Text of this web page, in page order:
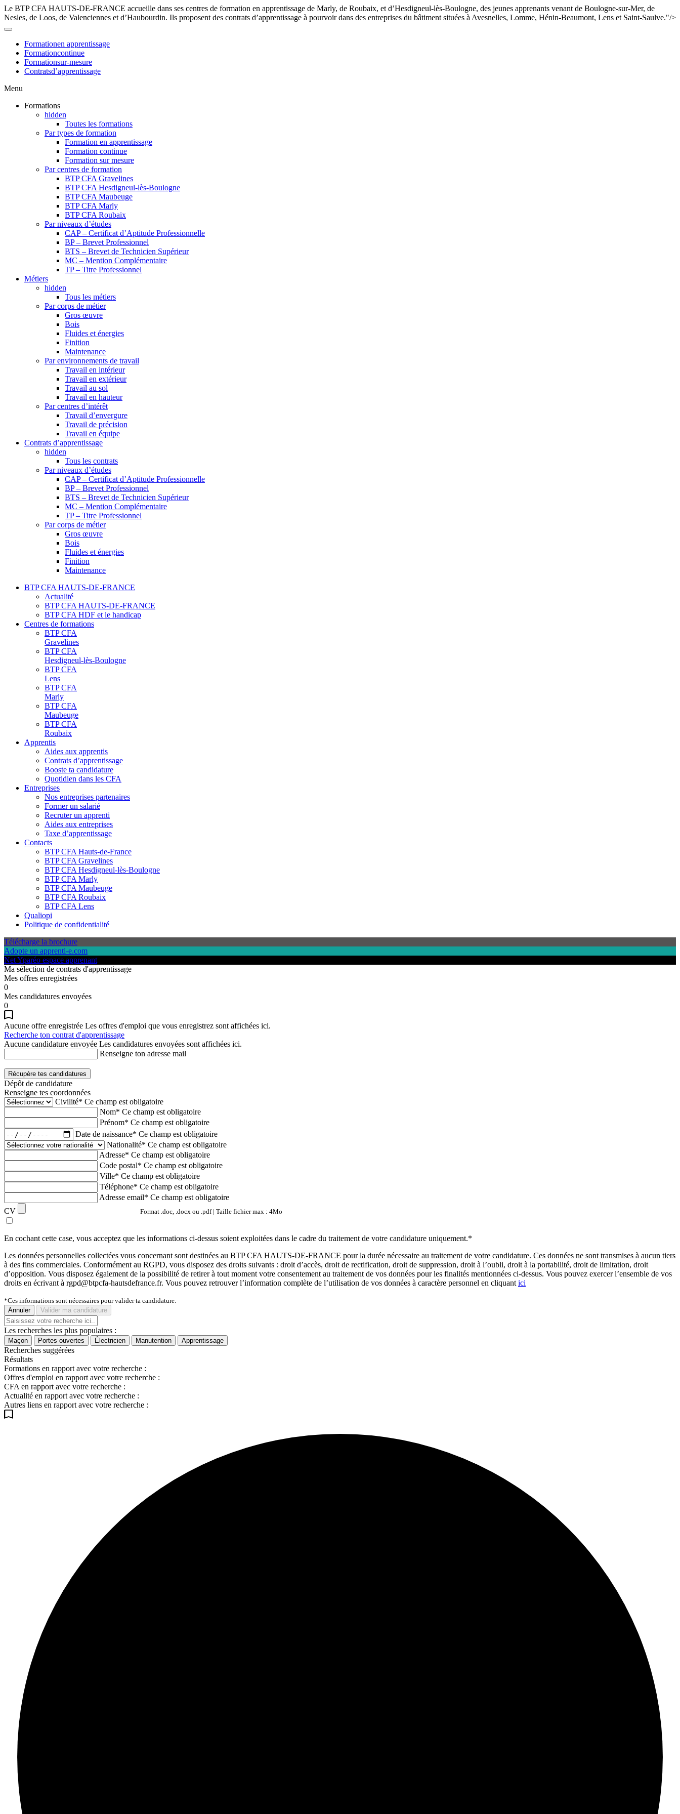
Le BTP CFA HAUTS-DE-FRANCE accueille dans ses centres de formation en apprentissage de Marly, de Roubaix, et d’Hesdigneul-lès-Boulogne, des jeunes apprenants venant de Boulogne-sur-Mer, de
Nesles, de Loos, de Valenciennes et d’Haubourdin. Ils proposent des contrats d’apprentissage à pourvoir dans des entreprises du bâtiment situées à Avesnelles, Lomme, Hénin-Beaumont, Lens et Saint-Saulve."/>
Formationen apprentissage
Formationcontinue
Formationsur-mesure
Contratsd’apprentissage
Menu
Formations
hidden
Toutes les formations
Par types de formation
Formation en apprentissage
Formation continue
Formation sur mesure
Par centres de formation
BTP CFA Gravelines
BTP CFA Hesdigneul-lès-Boulogne
BTP CFA Maubeuge
BTP CFA Marly
BTP CFA Roubaix
Par niveaux d’études
CAP – Certificat d’Aptitude Professionnelle
BP – Brevet Professionnel
BTS – Brevet de Technicien Supérieur
MC – Mention Complémentaire
TP – Titre Professionnel
Métiers
hidden
Tous les métiers
Par corps de métier
Gros œuvre
Bois
Fluides et énergies
Finition
Maintenance
Par environnements de travail
Travail en intérieur
Travail en extérieur
Travail au sol
Travail en hauteur
Par centres d’intérêt
Travail d’envergure
Travail de précision
Travail en équipe
Contrats d’apprentissage
hidden
Tous les contrats
Par niveaux d’études
CAP – Certificat d’Aptitude Professionnelle
BP – Brevet Professionnel
BTS – Brevet de Technicien Supérieur
MC – Mention Complémentaire
TP – Titre Professionnel
Par corps de métier
Gros œuvre
Bois
Fluides et énergies
Finition
Maintenance
BTP CFA HAUTS-DE-FRANCE
Actualité
BTP CFA HAUTS-DE-FRANCE
BTP CFA HDF et le handicap
Centres de formations
BTP CFA
Gravelines
BTP CFA
Hesdigneul-lès-Boulogne
BTP CFA
Lens
BTP CFA
Marly
BTP CFA
Maubeuge
BTP CFA
Roubaix
Apprentis
Aides aux apprentis
Contrats d’apprentissage
Booste ta candidature
Quotidien dans les CFA
Entreprises
Nos entreprises partenaires
Former un salarié
Recruter un apprenti
Aides aux entreprises
Taxe d’apprentissage
Contacts
BTP CFA Hauts-de-France
BTP CFA Gravelines
BTP CFA Hesdigneul-lès-Boulogne
BTP CFA Marly
BTP CFA Maubeuge
BTP CFA Roubaix
BTP CFA Lens
Qualiopi
Politique de confidentialité
Télécharge la brochure
Adopte un apprenti-e.com
Net Yparéo espace apprenant
Ma sélection de contrats d'apprentissage
Mes offres enregistrées
0
Mes candidatures envoyées
0
Aucune offre enregistrée Les offres d'emploi que vous enregistrez sont affichées ici.
Recherche ton contrat d'apprentissage
Aucune candidature envoyée Les candidatures envoyées sont affichées ici.
Renseigne ton adresse mail
Récupère tes candidatures
Dépôt de candidature
Renseigne tes coordonnées
Civilité* Ce champ est obligatoire
Nom* Ce champ est obligatoire
Prénom* Ce champ est obligatoire
Date de naissance* Ce champ est obligatoire
Nationalité* Ce champ est obligatoire
Adresse* Ce champ est obligatoire
Code postal* Ce champ est obligatoire
Ville* Ce champ est obligatoire
Téléphone* Ce champ est obligatoire
Adresse email* Ce champ est obligatoire
CV
Format .doc, .docx ou .pdf | Taille fichier max : 4Mo
En cochant cette case, vous acceptez que les informations ci-dessus soient exploitées dans le cadre du traitement de votre candidature uniquement.*
Les données personnelles collectées vous concernant sont destinées au BTP CFA HAUTS-DE-FRANCE pour la durée nécessaire au traitement de votre candidature. Ces données ne sont transmises à aucun tiers
à des fins commerciales. Conformément au RGPD, vous disposez des droits suivants : droit d’accès, droit de rectification, droit de suppression, droit à l’oubli, droit à la portabilité, droit de limitation, droit
d’opposition. Vous disposez également de la possibilité de retirer à tout moment votre consentement au traitement de vos données pour les finalités mentionnées ci-dessus. Vous pouvez exercer l’ensemble de vos
droits en écrivant à rgpd@btpcfa-hautsdefrance.fr. Vous pouvez retrouver l’information complète de l’utilisation de vos données à caractère personnel en cliquant ici
*Ces informations sont nécessaires pour valider ta candidature.
Annuler
Valider ma candidature
Les recherches les plus populaires :
Maçon Portes ouvertes Électricien Manutention Apprentissage
Recherches suggérées
Résultats
Formations en rapport avec votre recherche :
Offres d'emploi en rapport avec votre recherche :
CFA en rapport avec votre recherche :
Actualité en rapport avec votre recherche :
Autres liens en rapport avec votre recherche :